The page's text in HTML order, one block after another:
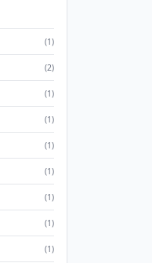
(1)
(2)
(1)
(1)
(1)
(1)
(1)
(1)
(1)